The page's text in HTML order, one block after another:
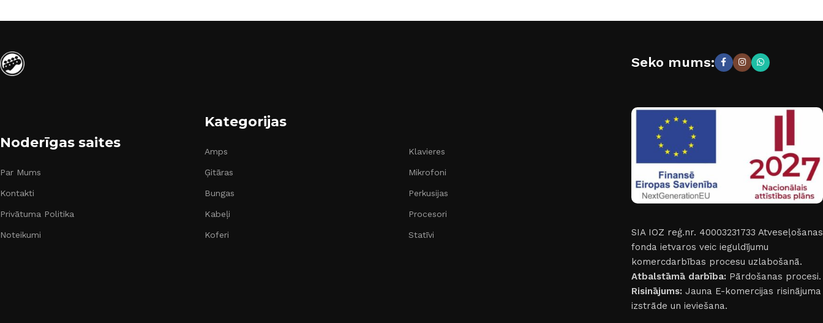
Noderīgas saites
Par Mums
Kontakti
Privātuma Politika
Noteikumi
Kategorijas
Amps
Ģitāras
Bungas
Kabeļi
Koferi
Klavieres
Mikrofoni
Perkusijas
Procesori
Statīvi
Seko mums:
SIA IOZ reģ.nr. 40003231733 Atveseļošanas
fonda ietvaros veic ieguldījumu
komercdarbības procesu uzlabošanā.
Atbalstāmā darbība: Pārdošanas procesi.
Risinājums: Jauna E-komercijas risinājuma
izstrāde un ieviešana.